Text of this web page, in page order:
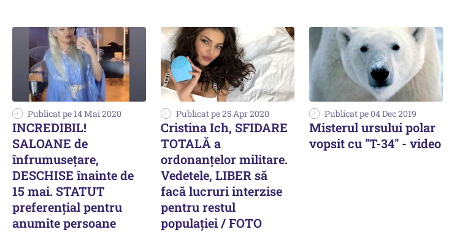
Publicat pe 14 Mai 2020
INCREDIBIL!
SALOANE de
înfrumusețare,
DESCHISE înainte de
15 mai. STATUT
preferențial pentru
anumite persoane
Publicat pe 25 Apr 2020
Cristina Ich, SFIDARE
TOTALĂ a
ordonanțelor militare.
Vedetele, LIBER să
facă lucruri interzise
pentru restul
populației / FOTO
Publicat pe 04 Dec 2019
Misterul ursului polar
vopsit cu ''T-34'' - video